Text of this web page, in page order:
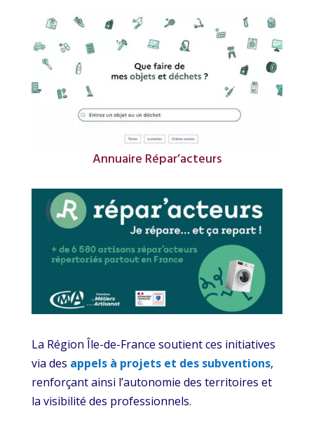
Annuaire Répar’acteurs
La Région Île-de-France soutient ces initiatives
via des appels à projets et des subventions,
renforçant ainsi l’autonomie des territoires et
la visibilité des professionnels.